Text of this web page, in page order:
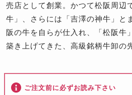
売店として創業。かつて松阪周辺
牛」、さらには「吉澤の神牛」と
阪の牛を自らが仕入れ、「松阪牛
築き上げてきた、高級銘柄牛卸の
ご注文前に必ずお読み下さい